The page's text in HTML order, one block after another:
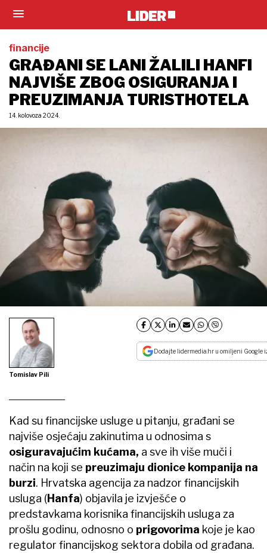
financije
GRAĐANI SE LANI ŽALILI HANFI
NAJVIŠE ZBOG OSIGURANJA I
PREUZIMANJA TURISTHOTELA
14. kolovoza 2024.
Tomislav Pili
Dodajte lidermedia.hr u omiljeni Google
Kad su financijske usluge u pitanju, građani se
najviše osjećaju zakinutima u odnosima s
osiguravajućim kućama, a sve ih više muči i
način na koji se preuzimaju dionice kompanija na
burzi. Hrvatska agencija za nadzor financijskih
usluga (Hanfa) objavila je izvješće o
predstavkama korisnika financijskih usluga za
prošlu godinu, odnosno o prigovorima koje je kao
regulator financijskog sektora dobila od građana.